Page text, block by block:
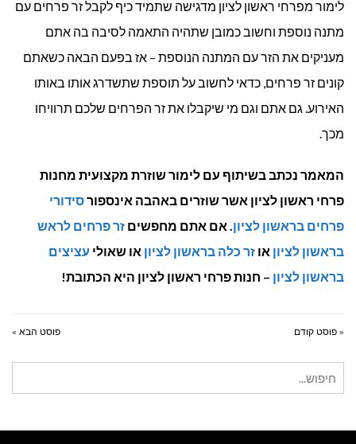
לימור מפרחי ראשון לציון מדגישה שתמיד כיף לקבל זר פרחים עם
מתנה נוספת וחשוב כמובן שתהיה התאמה לסיבה בה אתם
מעניקים את הזר עם המתנה הנוספת – אז בפעם הבאה כשאתם
קונים זר פרחים, כדאי לחשוב על תוספת שתשדרג אותו באותו
האירוע. גם אתם וגם מי שיקבלו את זר הפרחים שלכם תרוויחו
מכך.
המאמר נכתב בשיתוף עם לימור שוזרת מקצועית מחנות
פרחי ראשון לציון אשר שוזרים באהבה אינספורסידורי
פרחים בראשון לציון . אם אתם מחפשים זר פרחים לראש
בראשון לציון או זר כלה בראשון לציון או שאולי עציצים
בראשון לציון – חנות פרחי ראשון לציון היא הכתובת!
« פוסט קודם פוסט הבא »